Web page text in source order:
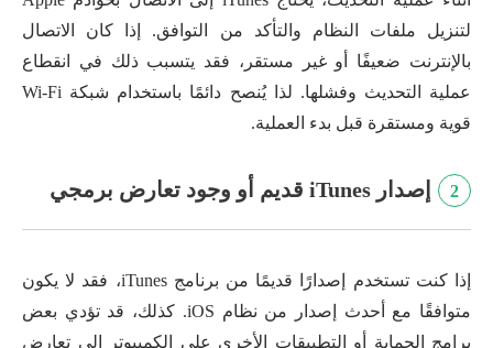
لتنزيل ملفات النظام والتأكد من التوافق. إذا كان الاتصال
بالإنترنت ضعيفًا أو غير مستقر، فقد يتسبب ذلك في انقطاع
عملية التحديث وفشلها. لذا يُنصح دائمًا باستخدام شبكة Wi-Fi
قوية ومستقرة قبل بدء العملية.
2 إصدار iTunes قديم أو وجود تعارض برمجي
إذا كنت تستخدم إصدارًا قديمًا من برنامج iTunes، فقد لا يكون
متوافقًا مع أحدث إصدار من نظام iOS. كذلك، قد تؤدي بعض
برامج الحماية أو التطبيقات الأخرى على الكمبيوتر إلى تعارض